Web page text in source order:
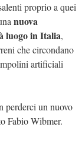
proprio a quei
nuova
luogo in Italia,
che circondano
artificiali
perderci un nuovo
Fabio Wibmer.